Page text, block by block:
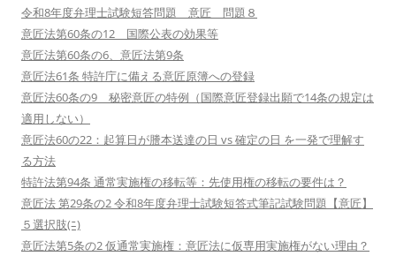
令和8年度弁理士試験短答問題 意匠 問題８
意匠法第60条の12 国際公表の効果等
意匠法第60条の6、意匠法第9条
意匠法61条 特許庁に備える意匠原簿への登録
意匠法60条の9 秘密意匠の特例（国際意匠登録出願で14条の規定は
適用しない）
意匠法60の22：起算日が謄本送達の日 vs 確定の日 を一発で理解す
る方法
特許法第94条 通常実施権の移転等：先使用権の移転の要件は？
意匠法 第29条の2 令和8年度弁理士試験短答式筆記試験問題【意匠】
５選択肢(ﾆ)
意匠法第5条の2 仮通常実施権：意匠法に仮専用実施権がない理由？